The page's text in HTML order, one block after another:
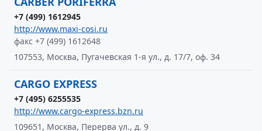
+7 (499) 1612945
http://www.maxi-cosi.ru
факс +7 (499) 1612648
107553, Москва, Пугачевская 1-я ул., д. 17/7, оф. 34
CARGO EXPRESS
+7 (495) 6255535
http://www.cargo-express.bzn.ru
109651, Москва, Перерва ул., д. 9